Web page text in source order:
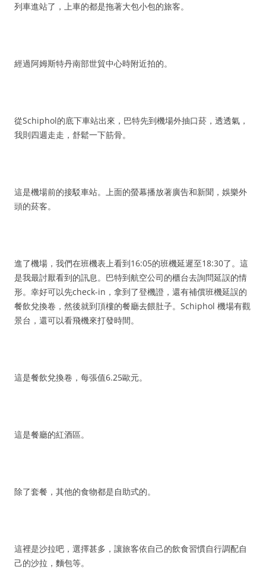
列車進站了，上車的都是拖著大包小包的旅客。
經過阿姆斯特丹南部世貿中心時附近拍的。
從Schiphol的底下車站出來，巴特先到機場外抽口菸，透透氣，
我則四週走走，舒鬆一下筋骨。
這是機場前的接駁車站。上面的螢幕播放著廣告和新聞，娛樂外
頭的菸客。
進了機場，我們在班機表上看到16:05的班機延遲至18:30了。這
是我最討厭看到的訊息。巴特到航空公司的櫃台去詢問延誤的情
形。幸好可以先check-in，拿到了登機證，還有補償班機延誤的
餐飲兌換卷，然後就到頂樓的餐廳去餵肚子。Schiphol 機場有觀
景台，還可以看飛機來打發時間。
這是餐飲兌換卷，每張值6.25歐元。
這是餐廳的紅酒區。
除了套餐，其他的食物都是自助式的。
這裡是沙拉吧，選擇甚多，讓旅客依自己的飲食習慣自行調配自
己的沙拉，麵包等。